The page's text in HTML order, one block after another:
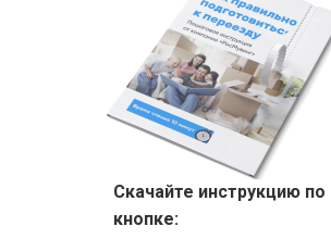
Скачайте инструкцию по
кнопке: